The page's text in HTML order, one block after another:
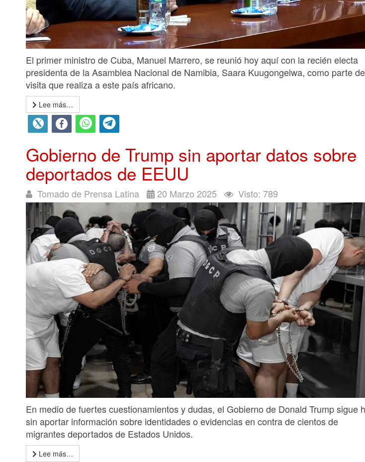
El primer ministro de Cuba, Manuel Marrero, se reunió hoy aquí con la recién electa
presidenta de la Asamblea Nacional de Namibia, Saara Kuugongelwa, como parte
visita que realiza a este país africano.
Lee más…
Gobierno de Trump sin aportar datos sobre
deportados de EEUU
Tomado de Prensa Latina 20 Marzo 2025 Visto: 789
En medio de fuertes cuestionamientos y dudas, el Gobierno de Donald Trump sigue
sin aportar información sobre identidades o evidencias en contra de cientos de
migrantes deportados de Estados Unidos.
Lee más…